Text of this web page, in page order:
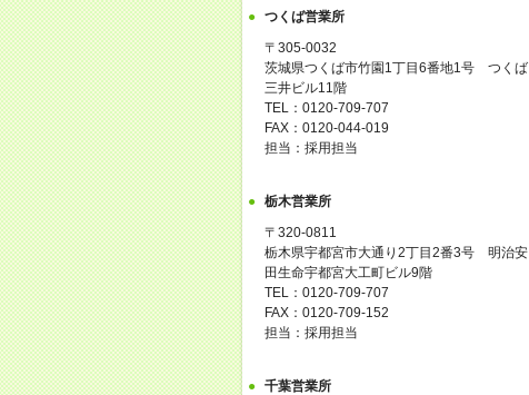
つくば営業所
〒305-0032
茨城県つくば市竹園1丁目6番地1号 つくば
三井ビル11階
TEL：0120-709-707
FAX：0120-044-019
担当：採用担当
栃木営業所
〒320-0811
栃木県宇都宮市大通り2丁目2番3号 明治安
田生命宇都宮大工町ビル9階
TEL：0120-709-707
FAX：0120-709-152
担当：採用担当
千葉営業所